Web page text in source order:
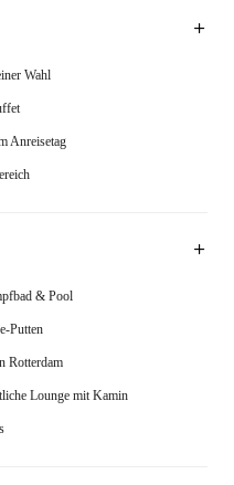
Wahl
Anreisetag
& Pool
Putten
Rotterdam
Lounge mit Kamin